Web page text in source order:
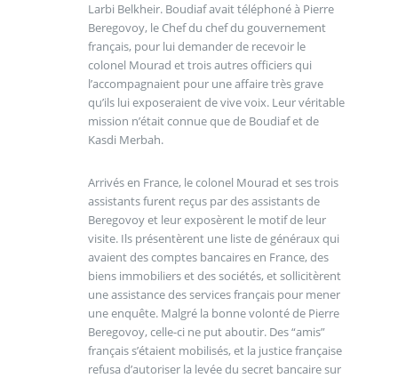
Larbi Belkheir. Boudiaf avait téléphoné à Pierre
Beregovoy, le Chef du chef du gouvernement
français, pour lui demander de recevoir le
colonel Mourad et trois autres officiers qui
l’accompagnaient pour une affaire très grave
qu’ils lui exposeraient de vive voix. Leur véritable
mission n’était connue que de Boudiaf et de
Kasdi Merbah.
Arrivés en France, le colonel Mourad et ses trois
assistants furent reçus par des assistants de
Beregovoy et leur exposèrent le motif de leur
visite. Ils présentèrent une liste de généraux qui
avaient des comptes bancaires en France, des
biens immobiliers et des sociétés, et sollicitèrent
une assistance des services français pour mener
une enquête. Malgré la bonne volonté de Pierre
Beregovoy, celle-ci ne put aboutir. Des “amis”
français s’étaient mobilisés, et la justice française
refusa d’autoriser la levée du secret bancaire sur